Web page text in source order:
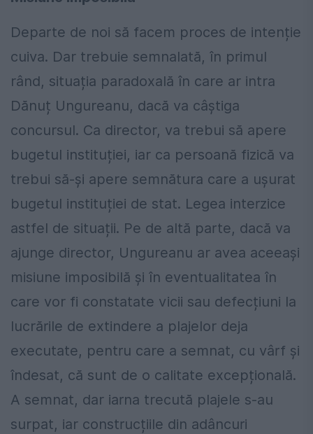
Departe de noi să facem proces de intenție
cuiva. Dar trebuie semnalată, în primul
rând, situația paradoxală în care ar intra
Dănuț Ungureanu, dacă va câștiga
concursul. Ca director, va trebui să apere
bugetul instituției, iar ca persoană fizică va
trebui să-și apere semnătura care a ușurat
bugetul instituției de stat. Legea interzice
astfel de situații. Pe de altă parte, dacă va
ajunge director, Ungureanu ar avea aceeași
misiune imposibilă și în eventualitatea în
care vor fi constatate vicii sau defecțiuni la
lucrările de extindere a plajelor deja
executate, pentru care a semnat, cu vârf și
îndesat, că sunt de o calitate excepțională.
A semnat, dar iarna trecută plajele s-au
surpat, iar construcțiile din adâncuri